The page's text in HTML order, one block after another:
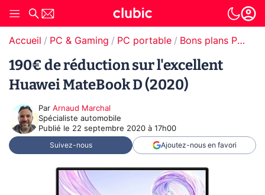
Accueil PC & Gaming PC portable Bons plans PC portable
190€ de réduction sur l'excellent
Huawei MateBook D (2020)
Par Arnaud Marchal
Spécialiste automobile
Publié le 22 septembre 2020 à 17h00
Suivez-nous Ajoutez-nous en favori